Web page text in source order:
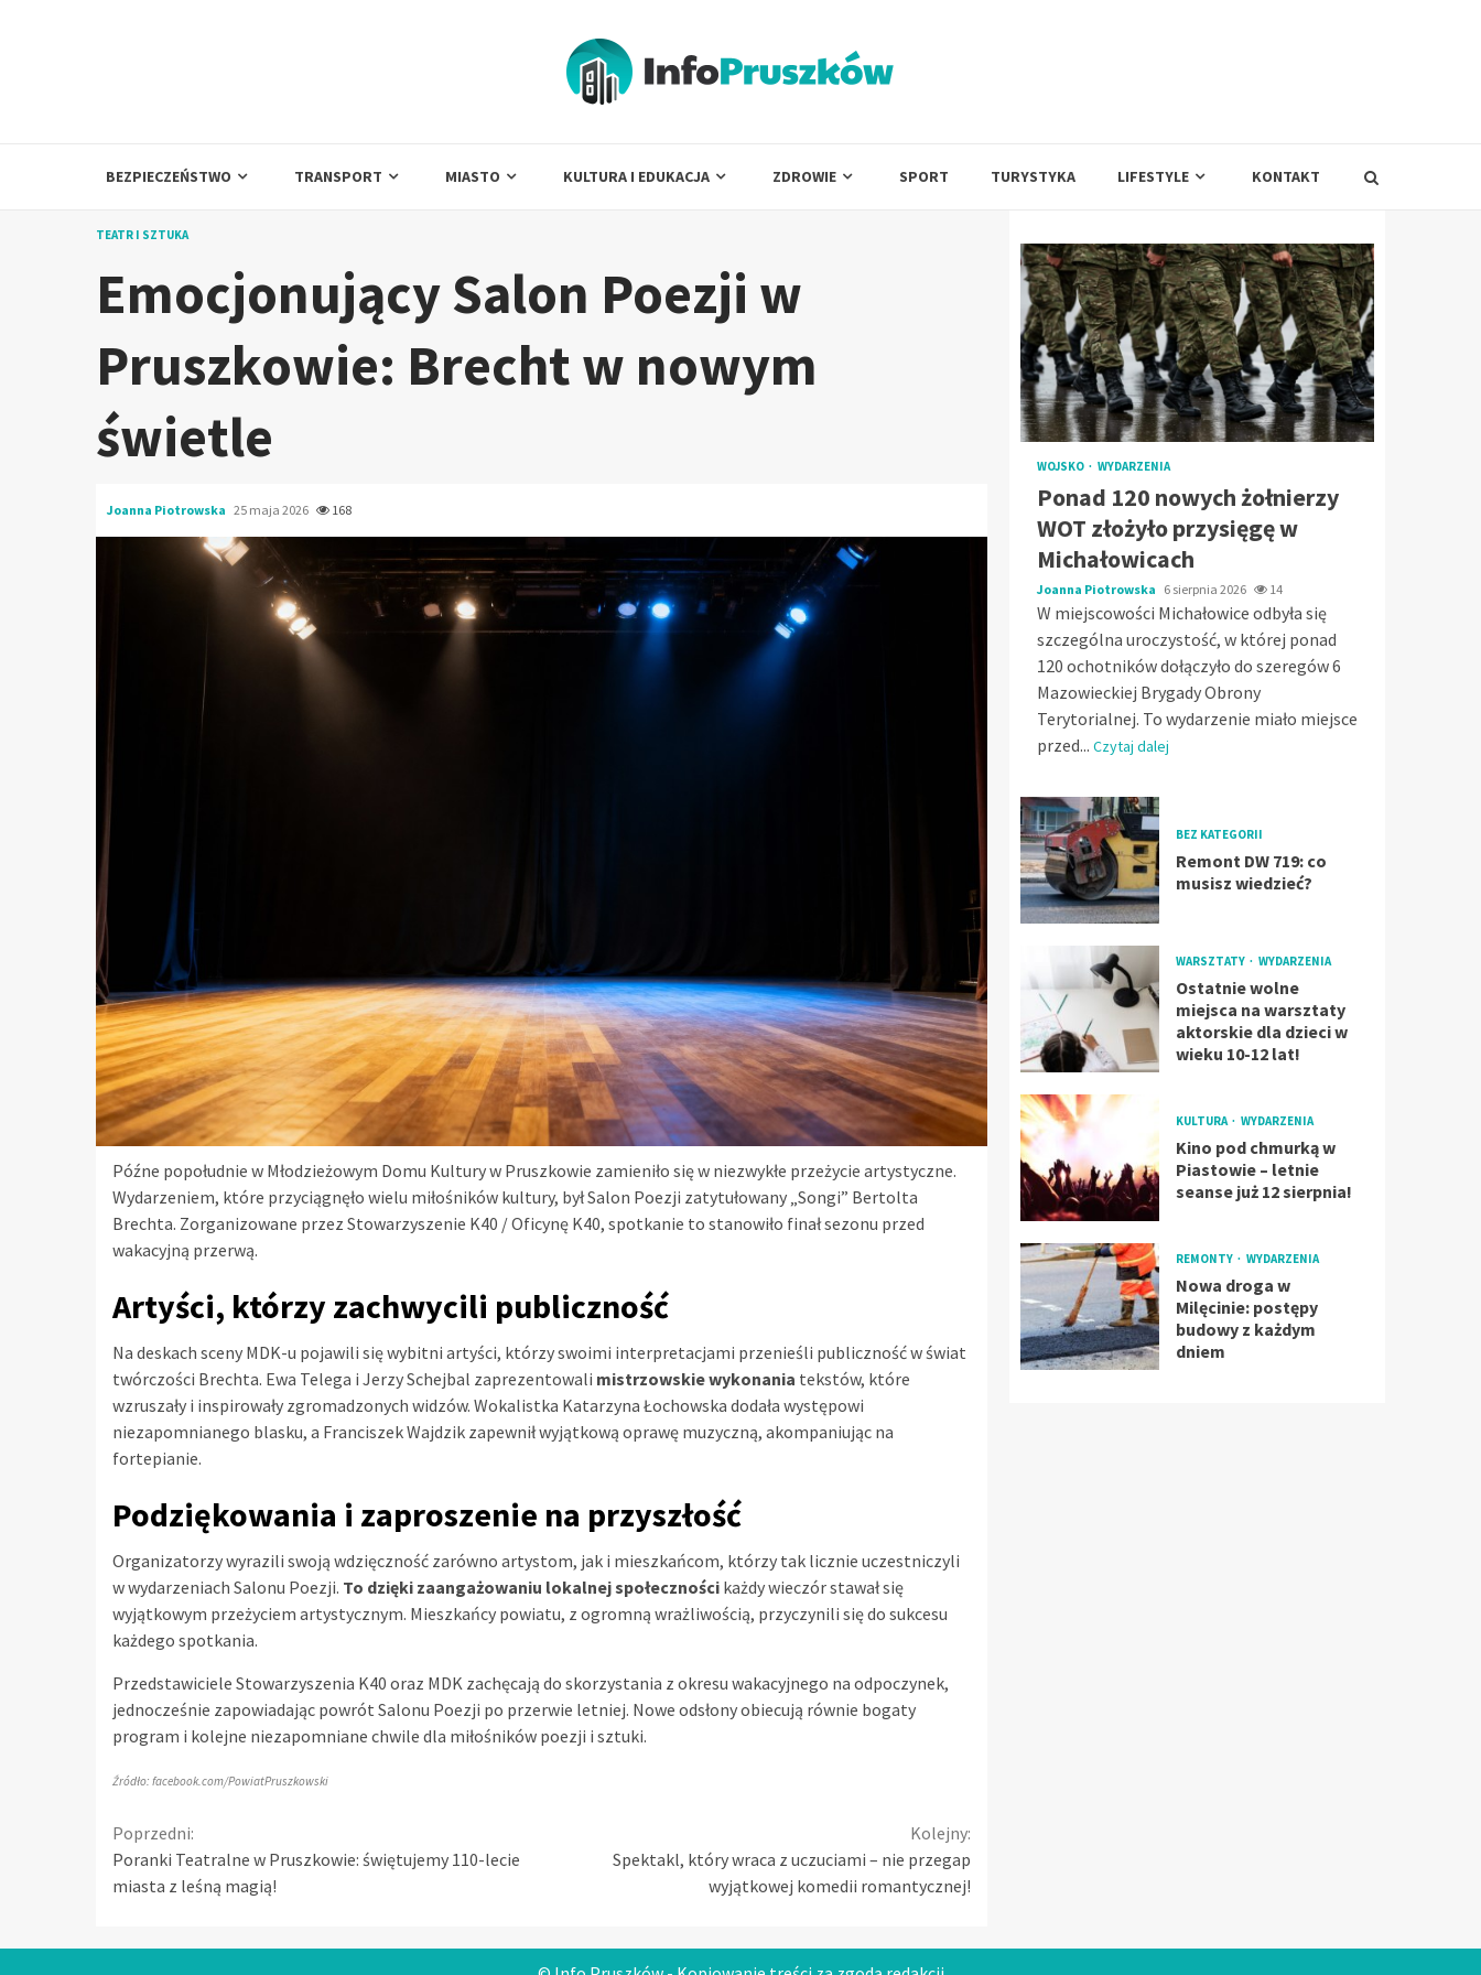
BEZPIECZEŃSTWO TRANSPORT MIASTO KULTURA I EDUKACJA ZDROWIE SPORT TURYSTYKA LIFESTYLE KONTAKT
TEATR I SZTUKA
Emocjonujący Salon Poezji w
Pruszkowie: Brecht w nowym
świetle
Joanna Piotrowska 25 maja 2026 168
Późne popołudnie w Młodzieżowym Domu Kultury w Pruszkowie zamieniło się w niezwykłe przeżycie artystyczne.
Wydarzeniem, które przyciągnęło wielu miłośników kultury, był Salon Poezji zatytułowany „Songi” Bertolta
Brechta. Zorganizowane przez Stowarzyszenie K40 / Oficynę K40, spotkanie to stanowiło finał sezonu przed
wakacyjną przerwą.
Artyści, którzy zachwycili publiczność
Na deskach sceny MDK-u pojawili się wybitni artyści, którzy swoimi interpretacjami przenieśli publiczność w świat
twórczości Brechta. Ewa Telega i Jerzy Schejbal zaprezentowali mistrzowskie wykonania tekstów, które
wzruszały i inspirowały zgromadzonych widzów. Wokalistka Katarzyna Łochowska dodała występowi
niezapomnianego blasku, a Franciszek Wajdzik zapewnił wyjątkową oprawę muzyczną, akompaniując na
fortepianie.
Podziękowania i zaproszenie na przyszłość
Organizatorzy wyrazili swoją wdzięczność zarówno artystom, jak i mieszkańcom, którzy tak licznie uczestniczyli
w wydarzeniach Salonu Poezji. To dzięki zaangażowaniu lokalnej społeczności każdy wieczór stawał się
wyjątkowym przeżyciem artystycznym. Mieszkańcy powiatu, z ogromną wrażliwością, przyczynili się do sukcesu
każdego spotkania.
Przedstawiciele Stowarzyszenia K40 oraz MDK zachęcają do skorzystania z okresu wakacyjnego na odpoczynek,
jednocześnie zapowiadając powrót Salonu Poezji po przerwie letniej. Nowe odsłony obiecują równie bogaty
program i kolejne niezapomniane chwile dla miłośników poezji i sztuki.
Źródło: facebook.com/PowiatPruszkowski
Continue
Reading
Poprzedni:
Poranki Teatralne w Pruszkowie: świętujemy 110-lecie
miasta z leśną magią!
Kolejny:
Spektakl, który wraca z uczuciami – nie przegap
wyjątkowej komedii romantycznej!
WOJSKO WYDARZENIA
Ponad 120 nowych żołnierzy
WOT złożyło przysięgę w
Michałowicach
Joanna Piotrowska 6 sierpnia 2026 14
W miejscowości Michałowice odbyła się
szczególna uroczystość, w której ponad
120 ochotników dołączyło do szeregów 6
Mazowieckiej Brygady Obrony
Terytorialnej. To wydarzenie miało miejsce
przed... Czytaj dalej
BEZ KATEGORII
Remont DW 719: co
musisz wiedzieć?
WARSZTATY WYDARZENIA
Ostatnie wolne
miejsca na warsztaty
aktorskie dla dzieci w
wieku 10-12 lat!
KULTURA WYDARZENIA
Kino pod chmurką w
Piastowie – letnie
seanse już 12 sierpnia!
REMONTY WYDARZENIA
Nowa droga w
Milęcinie: postępy
budowy z każdym
dniem